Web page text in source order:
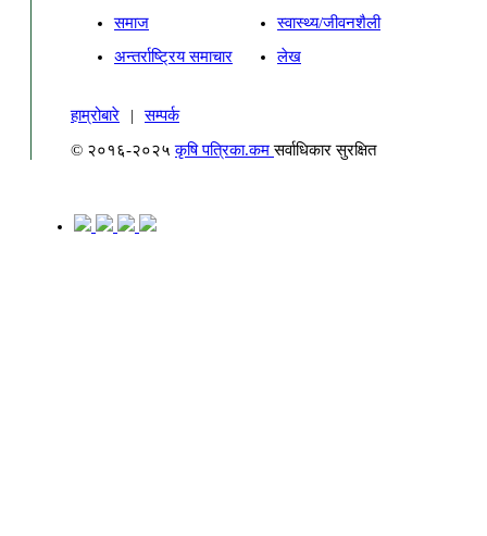
समाज
स्वास्थ्य/जीवनशैली
अन्तर्राष्ट्रिय समाचार
लेख
हाम्रोबारे |
सम्पर्क
© २०१६-२०२५कृषि पत्रिका.कमसर्वाधिकार सुरक्षित